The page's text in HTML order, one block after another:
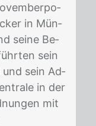
in Mün­
sei­ne Be­
sein
und sein Ad­
in der
mit